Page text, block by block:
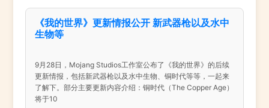
《我的世界》更新情报公开 新武器枪以及水中
生物等
9月28日，Mojang Studios工作室公布了《我的世界》的后续
更新情报，包括新武器枪以及水中生物、铜时代等等，一起来
了解下。部分主要更新内容介绍：铜时代（The Copper Age）
将于10